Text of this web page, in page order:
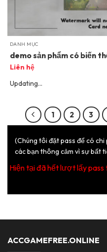
DANH MỤC
demo sản phẩm có biến
Liên hệ
Updating...
1 2 3
(Chúng tôi đặt pass để có
các bạn thông cảm vì sự bất
Hiện tại đã hết lượt lấy pass
ACCGAMEFREE.ONLINE